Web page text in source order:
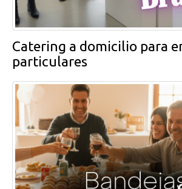
Catering a domicilio para
particulares